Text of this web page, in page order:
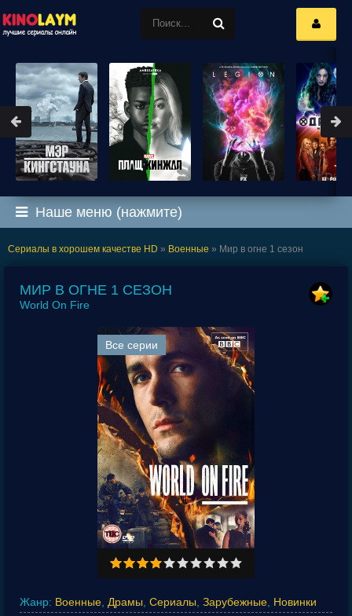
Наше меню (нажмите)
Сериалы в хорошем качестве HD » Военные » Мир в огне 1 сезон
МИР В ОГНЕ 1 СЕЗОН
World On Fire
Все серии
Жанр: Военные, Драмы, Сериалы, Зарубежные, Новинки